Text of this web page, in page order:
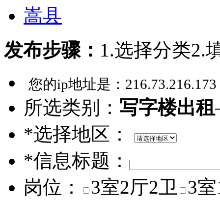
嵩县
发布步骤： 1.选择分类2.
您的ip地址是： 216.73.216.173
所选类别： 写字楼出租
*选择地区：
*信息标题：
岗位：
3室2厅2卫
3